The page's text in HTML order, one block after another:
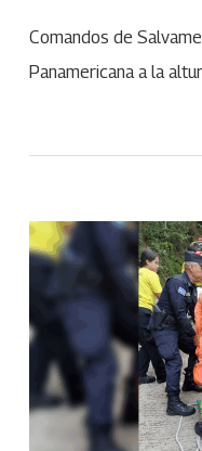
Comandos de
Panamericana a la